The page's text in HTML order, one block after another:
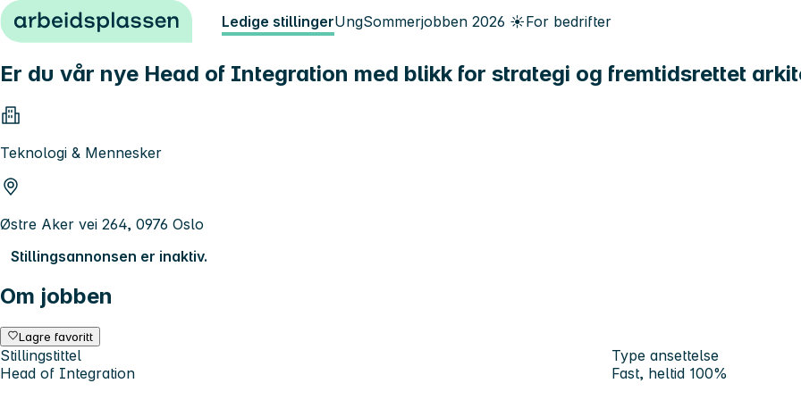
Hopp til innhold Ledige stillingerUngSommerjobben 2026 ☀️For bedrifter
Er du vår nye Head of Integration med blikk for strategi og fremtidsrettet
Teknologi & Mennesker
Østre Aker vei 264, 0976 Oslo
Stillingsannonsen er inaktiv.
Om jobben
Lagre favoritt
Stillingstittel
Head of Integration
Type ansettelse
Fast, heltid 100%